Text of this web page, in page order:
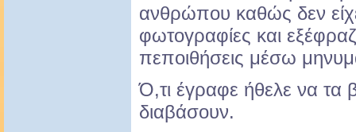
ανθρώπου καθώς δεν
φωτογραφίες και
πεποιθήσεις μέσω
Ό,τι έγραφε ήθελε να τα
διαβάσουν.